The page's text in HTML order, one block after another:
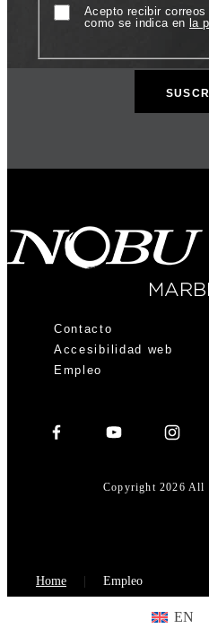
ConsentirAcepto recibir
como se indica en la
Contacto
Accesibilidad web
Empleo
Copyright 2026 All
Home Empleo
EN